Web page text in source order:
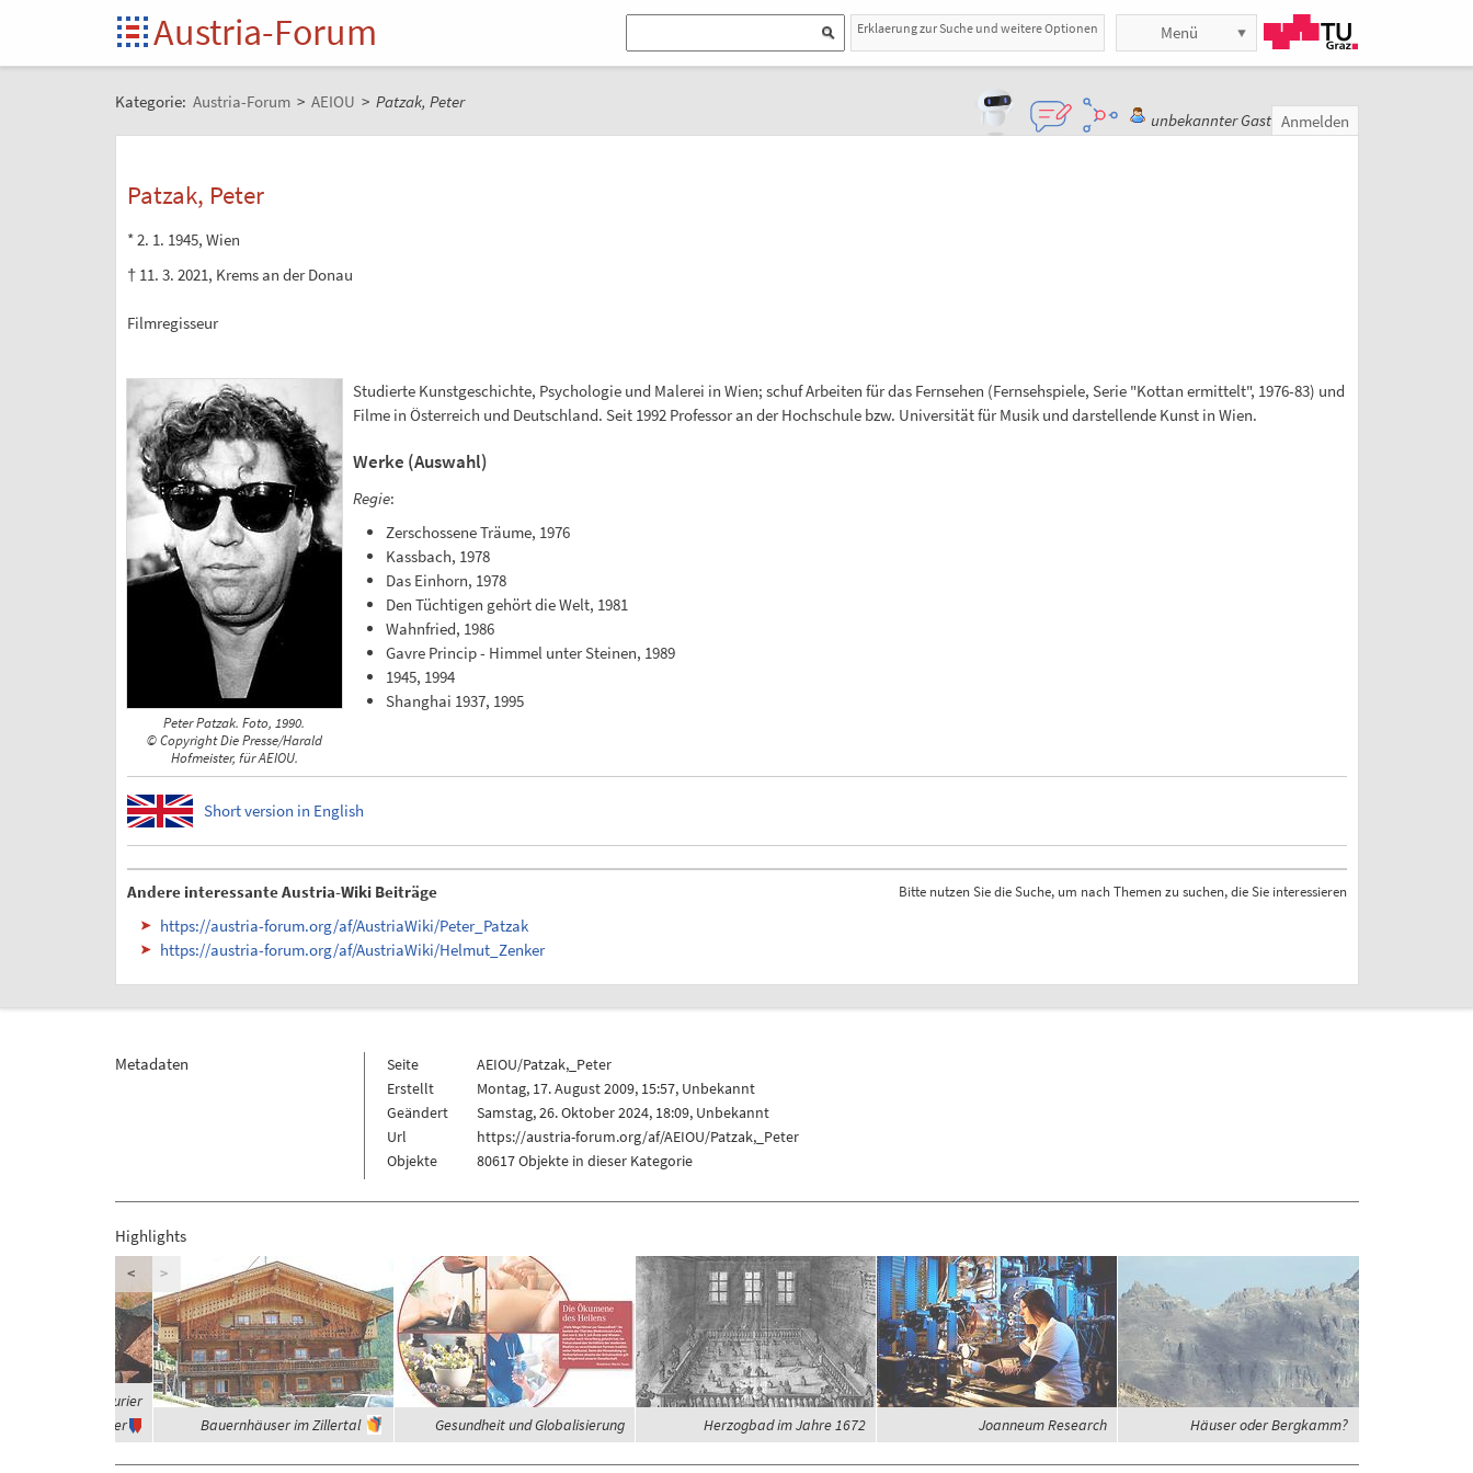
Austria-Forum Erklaerung zur Suche und weitere Optionen Menü
Kategorie: Austria-Forum > AEIOU > Patzak, Peter
unbekannter Gast Anmelden
Patzak, Peter
* 2. 1. 1945, Wien
† 11. 3. 2021, Krems an der Donau
Filmregisseur
Peter Patzak. Foto, 1990.
© Copyright Die Presse/Harald
Hofmeister, für AEIOU.
Studierte Kunstgeschichte, Psychologie und Malerei in Wien; schuf Arbeiten für das Fernsehen (Fernsehspiele, Serie "Kottan ermittelt", 1976-83) und
Filme in Österreich und Deutschland. Seit 1992 Professor an der Hochschule bzw. Universität für Musik und darstellende Kunst in Wien.
Werke (Auswahl)
Regie:
Zerschossene Träume, 1976
Kassbach, 1978
Das Einhorn, 1978
Den Tüchtigen gehört die Welt, 1981
Wahnfried, 1986
Gavre Princip - Himmel unter Steinen, 1989
1945, 1994
Shanghai 1937, 1995
Short version in English
Bitte nutzen Sie die Suche, um nach Themen zu suchen, die Sie interessieren
Andere interessante Austria-Wiki Beiträge
https://austria-forum.org/af/AustriaWiki/Peter_Patzak
https://austria-forum.org/af/AustriaWiki/Helmut_Zenker
Metadaten Seite
AEIOU/Patzak,_Peter
Erstellt
Montag, 17. August 2009, 15:57, Unbekannt
Geändert
Samstag, 26. Oktober 2024, 18:09, Unbekannt
Url
https://austria-forum.org/af/AEIOU/Patzak,_Peter
Objekte
80617 Objekte in dieser Kategorie
Highlights
waren die Dinosaurier
Vegetarier
Bauernhäuser im Zillertal Gesundheit und Globalisierung Herzogbad im Jahre 1672 Joanneum Research Häuser oder Bergkamm?
< >